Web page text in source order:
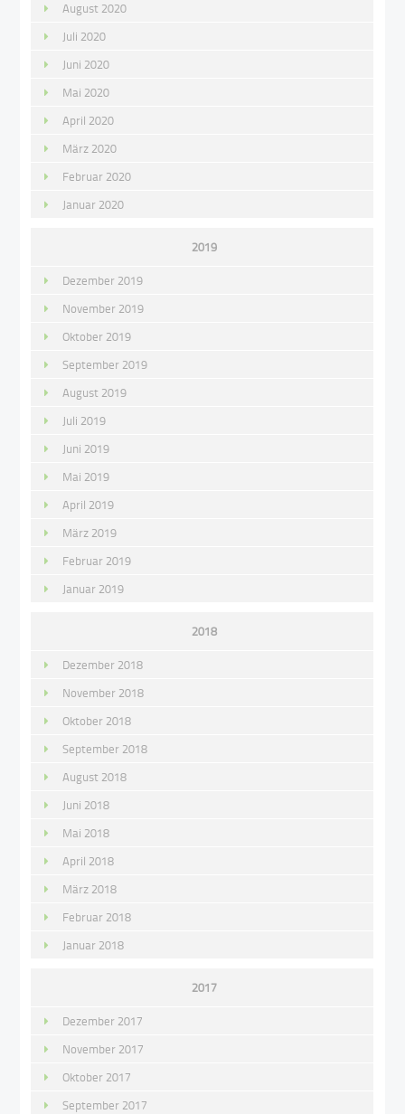
August 2020
Juli 2020
Juni 2020
Mai 2020
April 2020
März 2020
Februar 2020
Januar 2020
2019
Dezember 2019
November 2019
Oktober 2019
September 2019
August 2019
Juli 2019
Juni 2019
Mai 2019
April 2019
März 2019
Februar 2019
Januar 2019
2018
Dezember 2018
November 2018
Oktober 2018
September 2018
August 2018
Juni 2018
Mai 2018
April 2018
März 2018
Februar 2018
Januar 2018
2017
Dezember 2017
November 2017
Oktober 2017
September 2017